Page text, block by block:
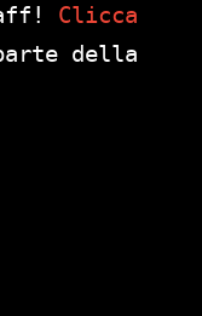
Clicca
della